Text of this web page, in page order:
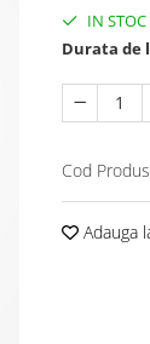
IN STOC
Durata de
Cod
Adauga